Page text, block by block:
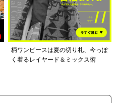
柄ワンピースは夏の切り札、今っぽ
く着るレイヤード＆ミックス術